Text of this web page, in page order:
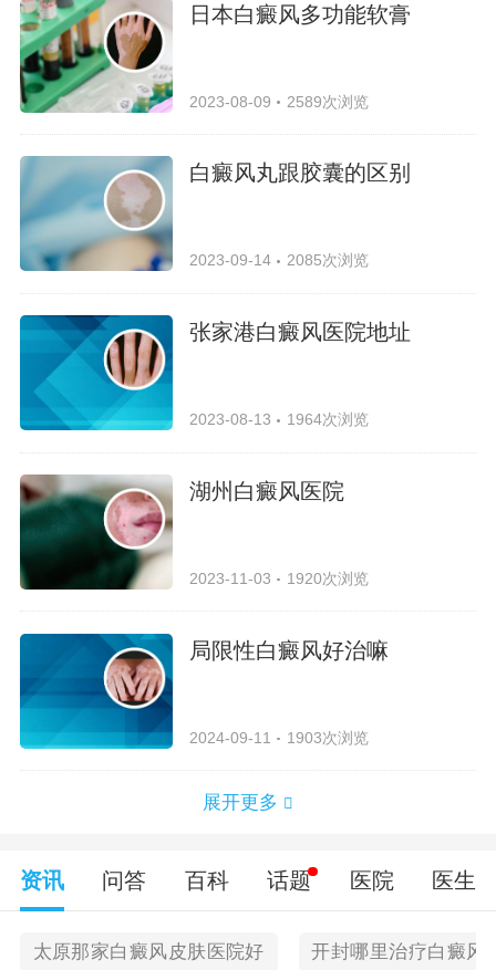
日本白癜风多功能软膏
2023-08-09 2589次浏览
白癜风丸跟胶囊的区别
2023-09-14 2085次浏览
张家港白癜风医院地址
2023-08-13 1964次浏览
湖州白癜风医院
2023-11-03 1920次浏览
局限性白癜风好治嘛
2024-09-11 1903次浏览
展开更多
资讯 问答 百科 话题 医院 医生
太原那家白癜风皮肤医院好 开封哪里治疗白癜风